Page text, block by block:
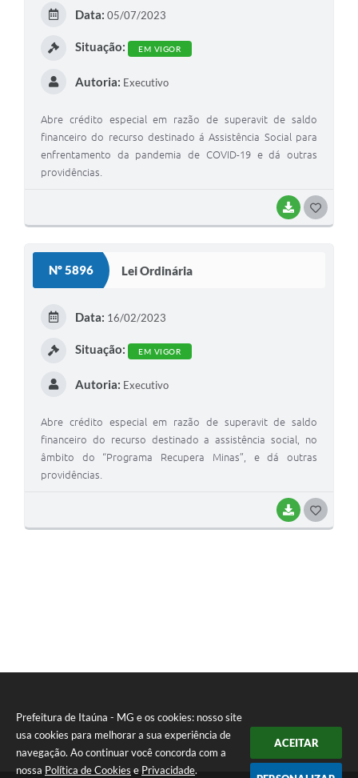
Prefeitura de Itaúna - MG e os cookies: nosso site
usa cookies para melhorar a sua experiência de
navegação. Ao continuar você concorda com a
nossa Política de Cookies e Privacidade.
ACEITAR
BAIXAR
Data: 05/07/2023
Situação: EM VIGOR
Autoria: Executivo
Abre crédito especial em razão de superavit de saldo
financeiro do recurso destinado á Assistência Social para
enfrentamento da pandemia de COVID-19 e dá outras
providências.
Nº 5896 Lei Ordinária
BAIXAR
Data: 16/02/2023
Situação: EM VIGOR
Autoria: Executivo
Abre crédito especial em razão de superavit de saldo
financeiro do recurso destinado a assistência social, no
âmbito do “Programa Recupera Minas”, e dá outras
providências.